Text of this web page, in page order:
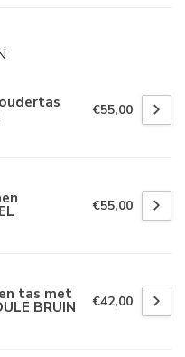
€55,00
€55,00
tas met
BRUIN €42,00